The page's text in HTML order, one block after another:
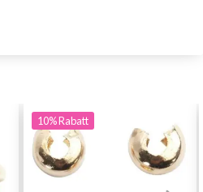
10%Rabatt